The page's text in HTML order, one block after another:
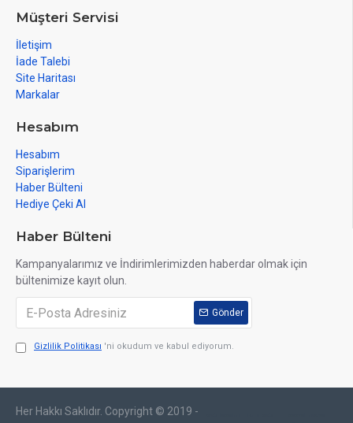
Müşteri Servisi
İletişim
İade Talebi
Site Haritası
Markalar
Hesabım
Hesabım
Siparişlerim
Haber Bülteni
Hediye Çeki Al
Haber Bülteni
Kampanyalarımız ve İndirimlerimizden haberdar olmak için
bültenimize kayıt olun.
Gönder
Gizlilik Politikası 'ni okudum ve kabul ediyorum.
Her Hakkı Saklıdır. Copyright © 2019 -